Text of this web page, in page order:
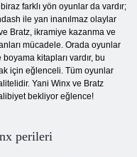
farklı yön oyunlar da vardır;
ile yan inanılmaz olaylar
Bratz, ikramiye kazanma ve
mücadele. Orada oyunlar
kitapları vardır, bu
için eğlenceli. Tüm oyunlar
Yani Winx ve Bratz
bekliyor eğlence!
perileri